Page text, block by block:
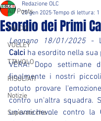
All Posts
CALCIO
VOLLEY
T.TAVOLO
RISULTATI
Notizie
Sapevate che ...
Esordio dei Primi
Redazione OLC
20 gen 2025 Tempo di lettura: 1
Legnano 18/01/2025 -
Calci ha esordito nella sua
VERA! Dopo settimane
finalmente i nostri
potuto provare
contro un'altra squadra.
un'amichevole contro la